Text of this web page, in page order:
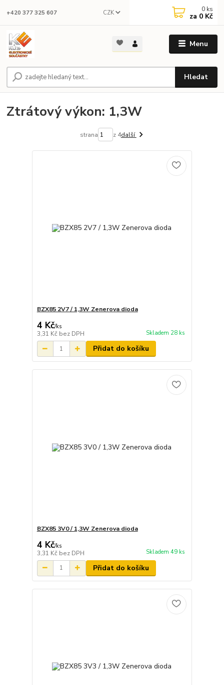
Menu
CZK
Hledat
+420 377 325 607 0 ks
za 0 Kč
Ztrátový výkon: 1,3W
strana z 4další
BZX85 2V7 / 1,3W Zenerova dioda
4 Kč/ks
3,31 Kč bez DPH Skladem 28 ks
Přidat do košíku
BZX85 3V0 / 1,3W Zenerova dioda
4 Kč/ks
3,31 Kč bez DPH Skladem 49 ks
Přidat do košíku